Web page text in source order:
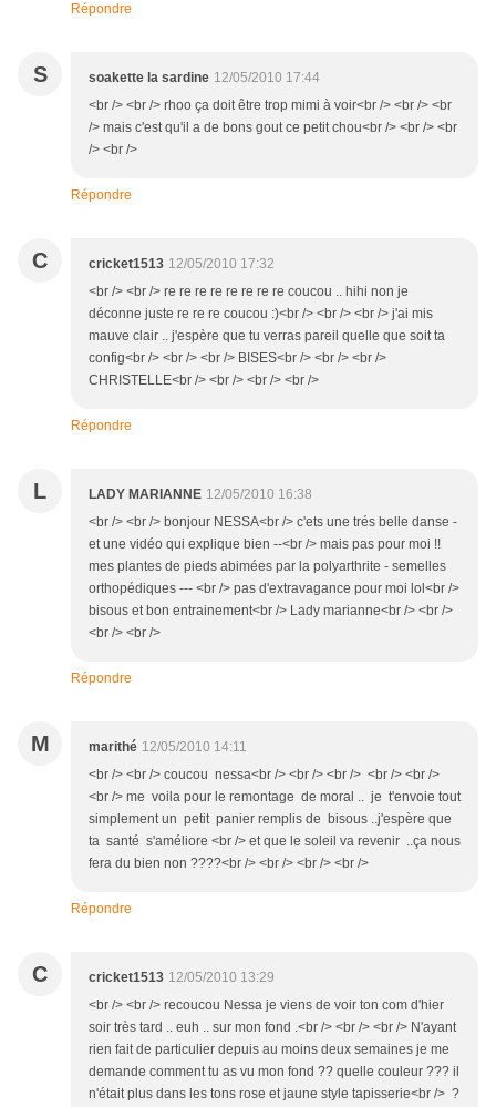
Répondre
S soakette la sardine 12/05/2010 17:44
<br /> <br /> rhoo ça doit être trop mimi à voir<br /> <br /> <br
/> mais c'est qu'il a de bons gout ce petit chou<br /> <br /> <br
/> <br />
Répondre
C cricket1513 12/05/2010 17:32
<br /> <br /> re re re re re re re re coucou .. hihi non je
déconne juste re re re coucou :)<br /> <br /> <br /> j'ai mis
mauve clair .. j'espère que tu verras pareil quelle que soit ta
config<br /> <br /> <br /> BISES<br /> <br /> <br />
CHRISTELLE<br /> <br /> <br /> <br />
Répondre
L LADY MARIANNE 12/05/2010 16:38
<br /> <br /> bonjour NESSA<br /> c'ets une trés belle danse -
et une vidéo qui explique bien --<br /> mais pas pour moi !!
mes plantes de pieds abimées par la polyarthrite - semelles
orthopédiques --- <br /> pas d'extravagance pour moi lol<br />
bisous et bon entrainement<br /> Lady marianne<br /> <br />
<br /> <br />
Répondre
M marithé 12/05/2010 14:11
<br /> <br /> coucou nessa<br /> <br /> <br /> <br /> <br />
<br /> me voila pour le remontage de moral .. je t'envoie tout
simplement un petit panier remplis de bisous ..j'espère que
ta santé s'améliore <br /> et que le soleil va revenir ..ça nous
fera du bien non ????<br /> <br /> <br /> <br />
Répondre
C cricket1513 12/05/2010 13:29
<br /> <br /> recoucou Nessa je viens de voir ton com d'hier
soir très tard .. euh .. sur mon fond .<br /> <br /> <br /> N'ayant
rien fait de particulier depuis au moins deux semaines je me
demande comment tu as vu mon fond ?? quelle couleur ??? il
n'était plus dans les tons rose et jaune style tapisserie<br /> ?